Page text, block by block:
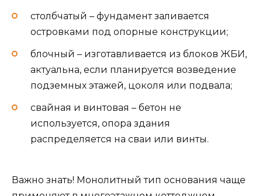
столбчатый – фундамент заливается
островками под опорные конструкции;
блочный – изготавливается из блоков ЖБИ,
актуальна, если планируется возведение
подземных этажей, цоколя или подвала;
свайная и винтовая – бетон не
используется, опора здания
распределяется на сваи или винты.
Важно знать! Монолитный тип основания чаще